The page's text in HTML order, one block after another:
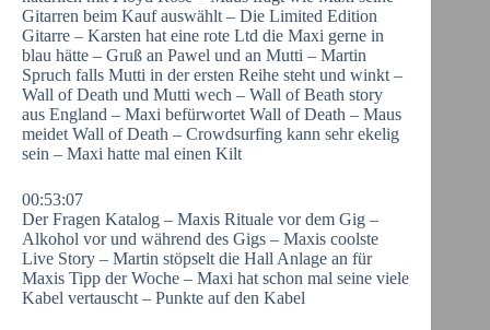
Gitarren beim Kauf auswählt – Die Limited Edition
Gitarre – Karsten hat eine rote Ltd die Maxi gerne in
blau hätte – Gruß an Pawel und an Mutti – Martin
Spruch falls Mutti in der ersten Reihe steht und winkt –
Wall of Death und Mutti wech – Wall of Beath story
aus England – Maxi befürwortet Wall of Death – Maus
meidet Wall of Death – Crowdsurfing kann sehr ekelig
sein – Maxi hatte mal einen Kilt
00:53:07
Der Fragen Katalog – Maxis Rituale vor dem Gig –
Alkohol vor und während des Gigs – Maxis coolste
Live Story – Martin stöpselt die Hall Anlage an für
Maxis Tipp der Woche – Maxi hat schon mal seine viele
Kabel vertauscht – Punkte auf den Kabel